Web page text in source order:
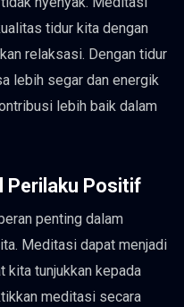
tidur kita dengan
relaksasi. Dengan tidur
lebih segar dan energik
lebih baik dalam
Perilaku Positif
penting dalam
Meditasi dapat menjadi
tunjukkan kepada
meditasi secara